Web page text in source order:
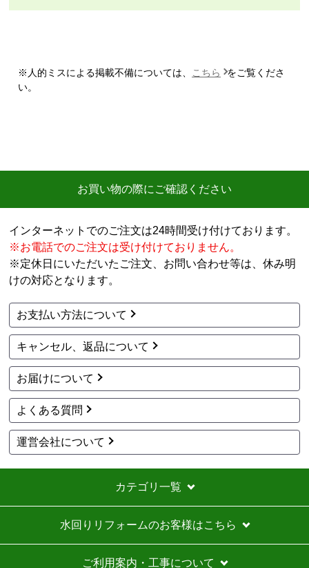
【注文からどのくらいで届きましたか？】
商品価格は安く、工事費で稼ぐ形。
い。
工事セットでは二度とつかわない
アト＠リエさん
2026年7月28日 17:11
欲しい商品をスムーズに注文できましたか？
はい
ショップからの連絡や対応は適切でしたか？
はい
予定の期日までに商品が届きましたか？
はい
商品の梱包は必要十分なものでしたか？
はい
またこのショップを利用したいですか？
いいえ
※人的ミスによる掲載不備については、 こちら
をご覧くださ
い。
お買い物の際にご確認ください
インターネットでのご注文は24時間受け付けております。
※お電話でのご注文は受け付けておりません。
※定休日にいただいたご注文、お問い合わせ等は、休み明
けの対応となります。
お支払い方法について
キャンセル、返品について
お届けについて
よくある質問
運営会社について
カテゴリ一覧
水回りリフォームのお客様はこちら
ご利用案内・工事について